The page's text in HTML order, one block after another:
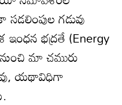
గడువు
భద్రతే (Energy
మా చమురు
యథావిధిగా